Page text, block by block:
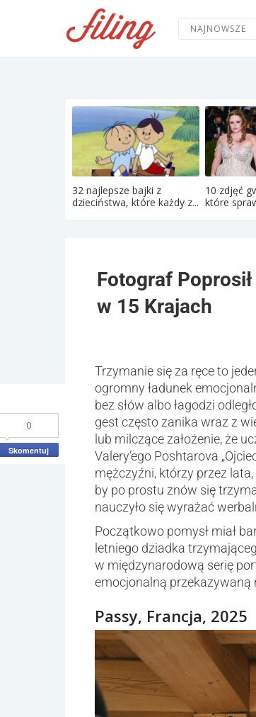
NAJNOWSZE
32 najlepsze bajki z
dzieciństwa, które każdy z...
10 zdjęć
które
Fotograf
w 15 Krajach
0
Skomentuj
Trzymanie się za ręce to
ogromny ładunek
bez słów albo łagodzi
gest często zanika wraz z
lub milczące założenie, że
Valery’ego Poshtarova
mężczyźni, którzy przez
by po prostu znów się
nauczyło się wyrażać
Początkowo pomysł miał
letniego dziadka
w międzynarodową serię
emocjonalną przekazywaną
Passy, Francja, 2025